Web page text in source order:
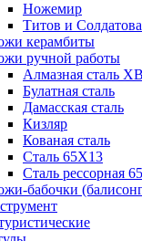
Ножемир
Титов и
керамбиты
ручной работы
Алмазная сталь
Булатная сталь
Дамасская сталь
Кизляр
Кованая сталь
Сталь 65Х13
Сталь рессорная
бабочки